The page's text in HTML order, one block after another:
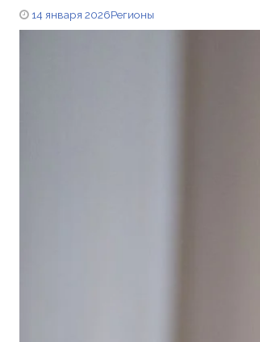
14 января 2026Регионы